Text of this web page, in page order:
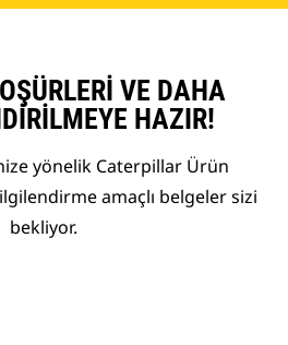
VE DAHA
HAZIR!
yönelik Caterpillar Ürün
amaçlı belgeler sizi
bekliyor.